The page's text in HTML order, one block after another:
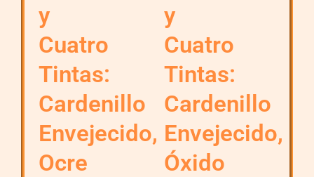
y
Cuatro
Tintas:
Cardenillo
Envejecido,
Ocre
y
Cuatro
Tintas:
Cardenillo
Envejecido,
Óxido